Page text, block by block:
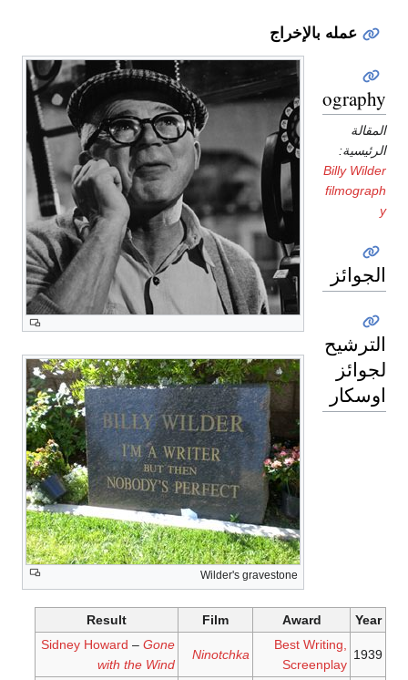
عمله بالإخراج
Wilder's gravestone
Filmography
المقالة
الرئيسية:
Billy Wilder
filmograph
y
الجوائز
الترشيح
لجوائز
اوسكار
Year
Award
Film
Result
1939
Best Writing,
Screenplay
Ninotchka
Sidney Howard –Gone
with the Wind